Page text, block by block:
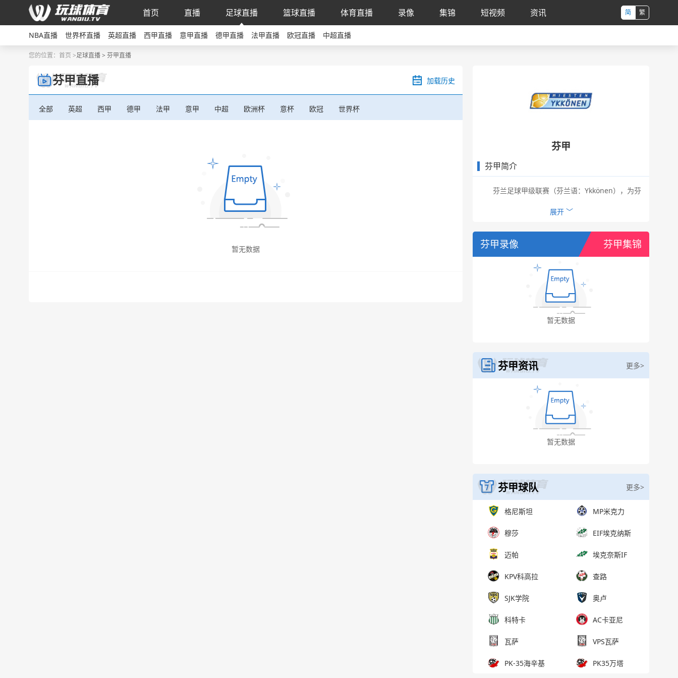
首页 直播 足球直播 篮球直播 体育直播 录像 集锦 短视频 资讯 简 繁
NBA直播 世界杯直播 英超直播 西甲直播 意甲直播 德甲直播 法甲直播 欧冠直播 中超直播
您的位置： 首页 >足球直播 > 芬甲直播
芬甲直播 加载历史
全部 英超 西甲 德甲 法甲 意甲 中超 欧洲杯 意杯 欧冠 世界杯
芬甲
芬甲简介
芬兰足球甲级联赛（芬兰语：Ykkönen），为芬
兰足球联赛的第2级别，也是芬兰足球协会管理的最高
芬兰足球超级联赛，最后2名降入芬兰足球乙级联赛。
收起 ︿
展开 ﹀
芬甲录像 芬甲集锦
芬甲资讯 更多>
芬甲球队 更多>
格尼斯坦 MP米克力
穆莎 EIF埃克纳斯
迈帕 埃克奈斯IF
KPV科高拉 查路
SJK学院 奥卢
科特卡 AC卡亚尼
瓦萨 VPS瓦萨
PK-35海辛基 PK35万塔